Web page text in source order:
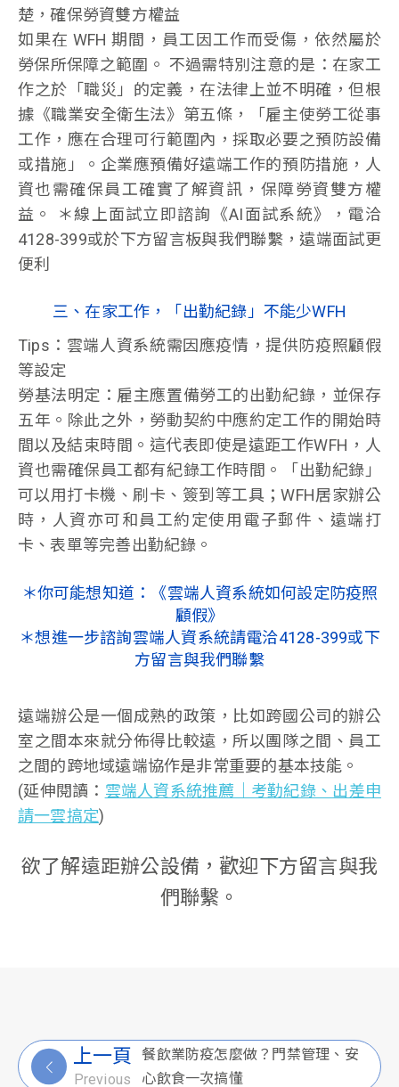
楚，確保勞資雙方權益
如果在 WFH 期間，員工因工作而受傷，依然屬於
勞保所保障之範圍。 不過需特別注意的是：在家工
作之於「職災」的定義，在法律上並不明確，但根
據《職業安全衛生法》第五條，「雇主使勞工從事
工作，應在合理可行範圍內，採取必要之預防設備
或措施」。企業應預備好遠端工作的預防措施，人
資也需確保員工確實了解資訊，保障勞資雙方權
益。 ＊線上面試立即諮詢《AI面試系統》，電洽
4128-399或於下方留言板與我們聯繫，遠端面試更
便利
三、在家工作，「出勤紀錄」不能少WFH
Tips：雲端人資系統需因應疫情，提供防疫照顧假
等設定
勞基法明定：雇主應置備勞工的出勤紀錄，並保存
五年。除此之外，勞動契約中應約定工作的開始時
間以及結束時間。這代表即使是遠距工作WFH，人
資也需確保員工都有紀錄工作時間。「出勤紀錄」
可以用打卡機、刷卡、簽到等工具；WFH居家辦公
時，人資亦可和員工約定使用電子郵件、遠端打
卡、表單等完善出勤紀錄。
＊你可能想知道：《雲端人資系統如何設定防疫照
顧假》
＊想進一步諮詢雲端人資系統請電洽4128-399或下
方留言與我們聯繫
遠端辦公是一個成熟的政策，比如跨國公司的辦公
室之間本來就分佈得比較遠，所以團隊之間、員工
之間的跨地域遠端協作是非常重要的基本技能。
(延伸閱讀： 雲端人資系統推薦｜考勤紀錄、出差申
請一雲搞定)
欲了解遠距辦公設備，歡迎下方留言與我
們聯繫。
上一頁
Previous
餐飲業防疫怎麼做？門禁管理、安
心飲食一次搞懂